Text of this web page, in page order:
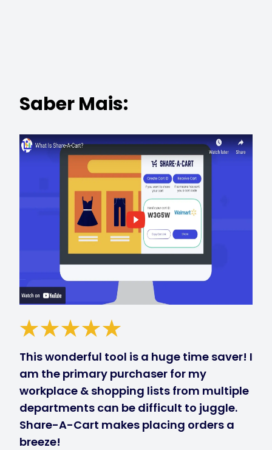
Saber Mais:
This wonderful tool is a huge time saver! I
am the primary purchaser for my
workplace & shopping lists from multiple
departments can be difficult to juggle.
Share-A-Cart makes placing orders a
breeze!